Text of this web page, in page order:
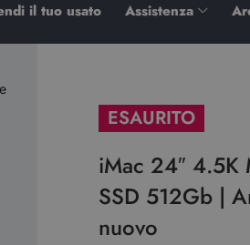
il tuo usato Assistenza
ESAURITO
iMac 24″ 4.5K
SSD 512Gb |
nuovo